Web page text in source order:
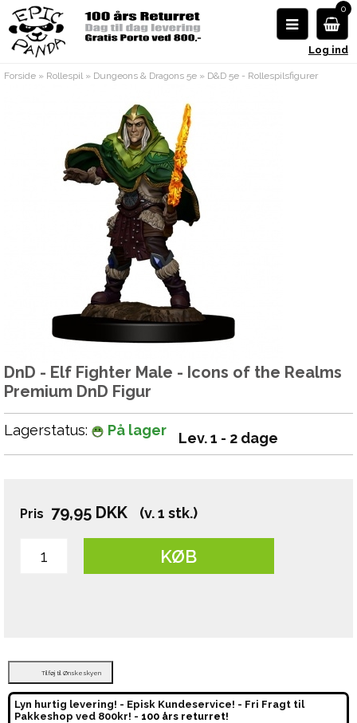
0
Log ind
Forside » Rollespil» Dungeons & Dragons 5e » D&D 5e - Rollespilsfigurer
DnD - Elf Fighter Male - Icons of the Realms
Premium DnD Figur
Lagerstatus: På lager Lev. 1 - 2 dage
Pris 79,95 DKK (v. 1 stk.)
KØB
Tilføj til Ønskeskyen
Lyn hurtig levering! - Episk Kundeservice! - Fri Fragt til
Pakkeshop ved 800kr! - 100 års returret!